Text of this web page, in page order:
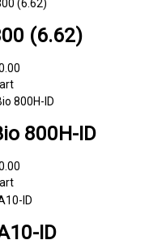
(6.62)
800H-ID
ID